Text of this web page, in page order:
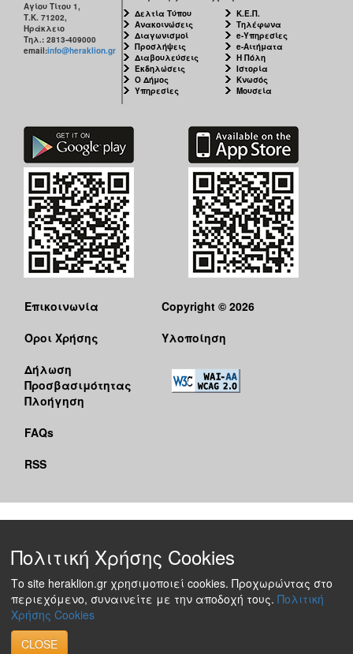
Αγίου Τίτου 1,
Τ.Κ. 71202,
Ηράκλειο
Τηλ.: 2813-409000
email:info@heraklion.gr
Δελτία Τύπου
Ανακοινώσεις
Διαγωνισμοί
Προσλήψεις
Διαβουλεύσεις
Εκδηλώσεις
Ο Δήμος
Υπηρεσίες
Κ.Ε.Π.
Τηλέφωνα
e-Υπηρεσίες
e-Αιτήματα
Η Πόλη
Ιστορία
Κνωσός
Μουσεία
Επικοινωνία
Όροι Χρήσης
Δήλωση
Προσβασιμότητας
Πλοήγηση
FAQs
RSS
Copyright © 2026
Υλοποίηση
Πολιτική Χρήσης Cookies
Το site heraklion.gr χρησιμοποιεί cookies. Προχωρώντας στο
περιεχόμενο, συναινείτε με την αποδοχή τους. Πολιτική
Χρήσης Cookies
CLOSE